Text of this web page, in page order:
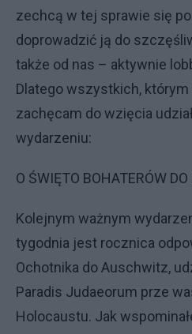
zechcą w tej sprawie się
doprowadzić ją do
także od nas – aktywnie
Dlatego wszystkich,
zachęcam do wzięcia
wydarzeniu:
O ŚWIĘTO BOHATERÓW
Kolejnym ważnym
tygodnia jest rocznica
Ochotnika do Auschwitz,
Paradis Judaeorum prze
Holocaustu. Jak